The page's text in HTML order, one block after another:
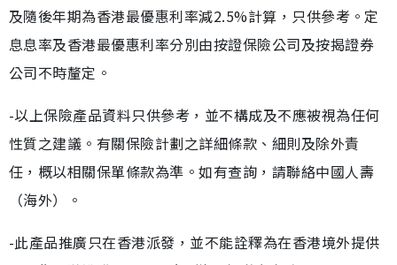
及隨後年期為香港最優惠利率減2.5%計算，只供參考。定
息息率及香港最優惠利率分別由按證保險公司及按揭證券
公司不時釐定。
-以上保險產品資料只供參考，並不構成及不應被視為任何
性質之建議。有關保險計劃之詳細條款、細則及除外責
任，概以相關保單條款為準。如有查詢，請聯絡中國人壽
（海外）。
-此產品推廣只在香港派發，並不能詮釋為在香港境外提供